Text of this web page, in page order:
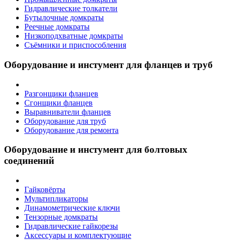
Гидравлические толкатели
Бутылочные домкраты
Реечные домкраты
Низкоподхватные домкраты
Съёмники и приспособления
Оборудование и инстумент для фланцев и труб
Разгонщики фланцев
Сгонщики фланцев
Выравниватели фланцев
Оборудование для труб
Оборудование для ремонта
Оборудование и инстумент для болтовых
соединений
Гайковёрты
Мультипликаторы
Динамометрические ключи
Тензорные домкраты
Гидравлические гайкорезы
Аксессуары и комплектующие